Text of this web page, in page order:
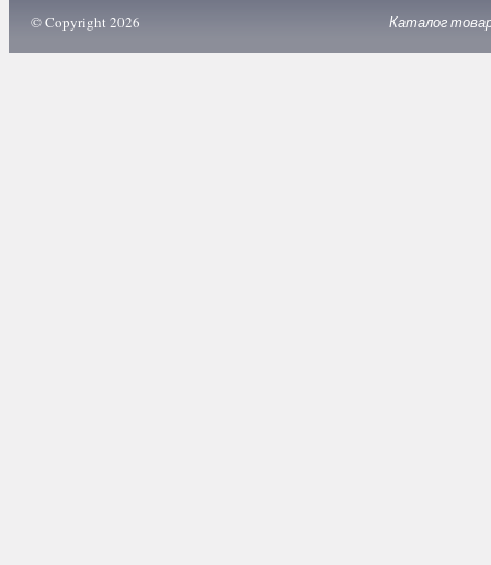
© Copyright 2026 Каталог